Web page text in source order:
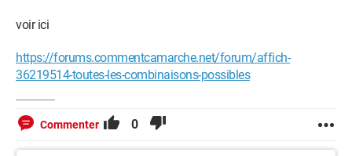
voir ici
https://forums.commentcamarche.net/forum/affich-
36219514-toutes-les-combinaisons-possibles
Commenter 0